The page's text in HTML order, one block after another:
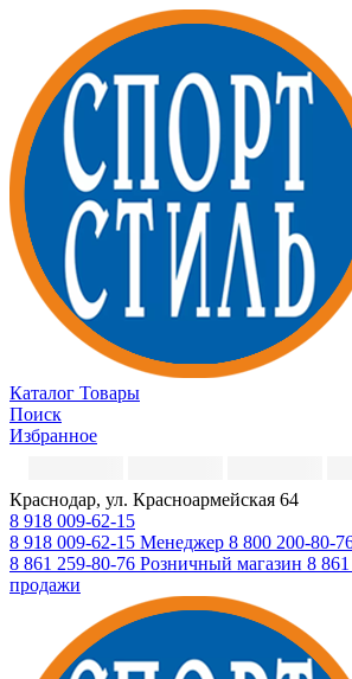
Каталог Товары
Поиск
Избранное
Краснодар, ул. Красноармейская 64
8 918 009-62-15
8 918 009-62-15 Менеджер 8 800 200-80-
8 861 259-80-76 Розничный магазин 8
продажи